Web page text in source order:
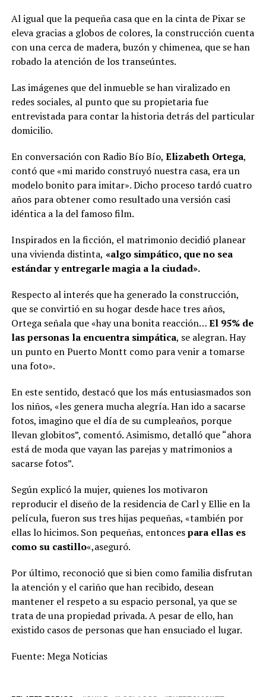
Al igual que la pequeña casa que en la cinta de Pixar se
eleva gracias a globos de colores, la construcción cuenta
con una cerca de madera, buzón y chimenea, que se han
robado la atención de los transeúntes.
Las imágenes que del inmueble se han viralizado en
redes sociales, al punto que su propietaria fue
entrevistada para contar la historia detrás del particular
domicilio.
En conversación con Radio Bío Bío, Elizabeth Ortega,
contó que «mi marido construyó nuestra casa, era un
modelo bonito para imitar». Dicho proceso tardó cuatro
años para obtener como resultado una versión casi
idéntica a la del famoso film.
Inspirados en la ficción, el matrimonio decidió planear
una vivienda distinta, «algo simpático, que no sea
estándar y entregarle magia a la ciudad».
Respecto al interés que ha generado la construcción,
que se convirtió en su hogar desde hace tres años,
Ortega señala que «hay una bonita reacción…El 95% de
las personas la encuentra simpática, se alegran. Hay
un punto en Puerto Montt como para venir a tomarse
una foto».
En este sentido, destacó que los más entusiasmados son
los niños, «les genera mucha alegría. Han ido a sacarse
fotos, imagino que el día de su cumpleaños, porque
llevan globitos”, comentó. Asimismo, detalló que “ahora
está de moda que vayan las parejas y matrimonios a
sacarse fotos”.
Según explicó la mujer, quienes los motivaron
reproducir el diseño de la residencia de Carl y Ellie en la
película, fueron sus tres hijas pequeñas, «también por
ellas lo hicimos. Son pequeñas, entoncespara ellas es
como su castillo«,aseguró.
Por último, reconoció que si bien como familia disfrutan
la atención y el cariño que han recibido, desean
mantener el respeto a su espacio personal, ya que se
trata de una propiedad privada. A pesar de ello, han
existido casos de personas que han ensuciado el lugar.
Fuente: Mega Noticias